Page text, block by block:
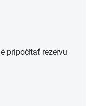
pripočítať rezervu